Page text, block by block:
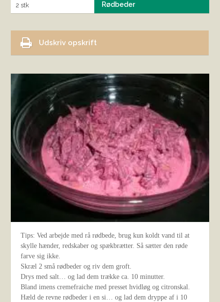
2 stk Rødbeder
Udskriv opskrift
Tips: Ved arbejde med rå rødbede, brug kun koldt vand til at
skylle hænder, redskaber og spækbrætter. Så sætter den røde
farve sig ikke.
Skræl 2 små rødbeder og riv dem groft.
Drys med salt… og lad dem trække ca. 10 minutter.
Bland imens cremefraiche med presset hvidløg og citronskal.
Hæld de revne rødbeder i en si… og lad dem dryppe af i 10